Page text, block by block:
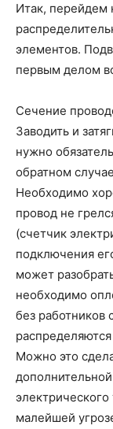
Итак, перейдем
элементов.
первым делом
Сечение
Заводить и
нужно
обратном
Необходимо
провод не
(счетчик
подключения
может
необходимо
без
Можно это
малейшей